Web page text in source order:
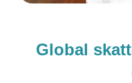
Global